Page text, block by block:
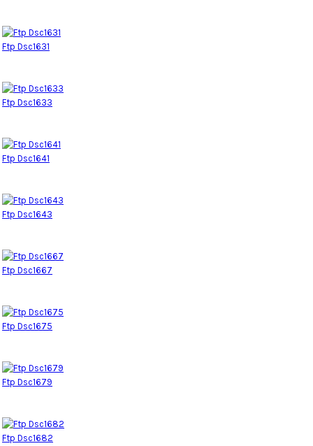
Ftp Dsc1631
Ftp Dsc1633
Ftp Dsc1641
Ftp Dsc1643
Ftp Dsc1667
Ftp Dsc1675
Ftp Dsc1679
Ftp Dsc1682